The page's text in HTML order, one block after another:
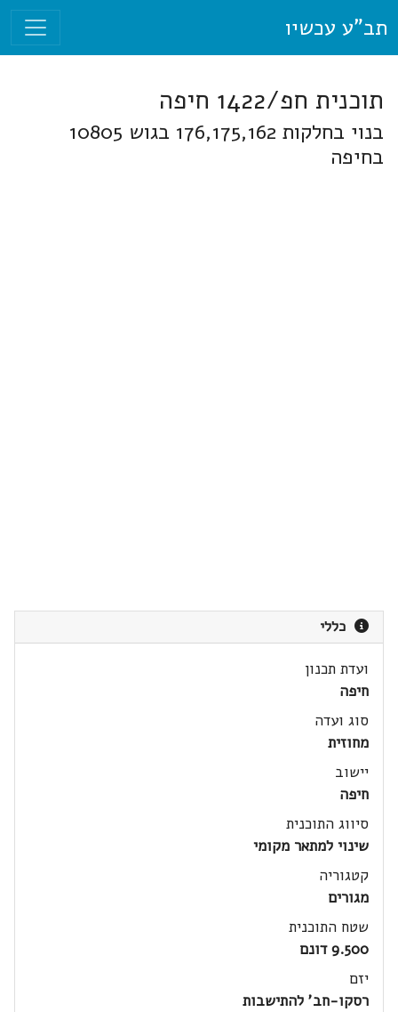
תב"ע עכשיו
תוכנית חפ/1422 חיפה
בנוי בחלקות 176,175,162 בגוש 10805
בחיפה
כללי
ועדת תכנון
חיפה
סוג ועדה
מחוזית
יישוב
חיפה
סיווג התוכנית
שינוי למתאר מקומי
קטגוריה
מגורים
שטח התוכנית
9.500 דונם
יזם
רסקו-חב' להתישבות